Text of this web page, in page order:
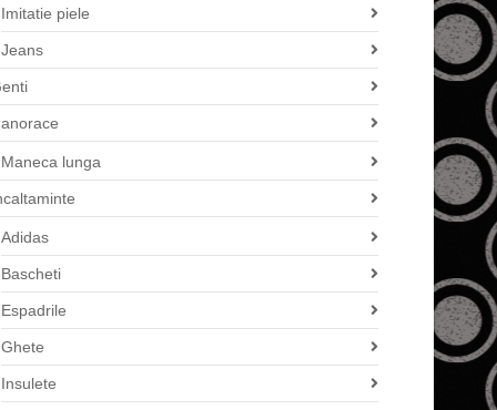
Imitatie piele
Jeans
Maneca lunga
Adidas
Bascheti
Espadrile
Ghete
Insulete